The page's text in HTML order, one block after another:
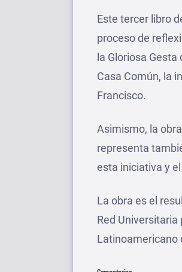
Este tercer libro
proceso de
la Gloriosa
Casa Común, la
Francisco.
Asimismo, la
representa
esta iniciativa y
La obra es el
Red Universitaria
Latinoamericano